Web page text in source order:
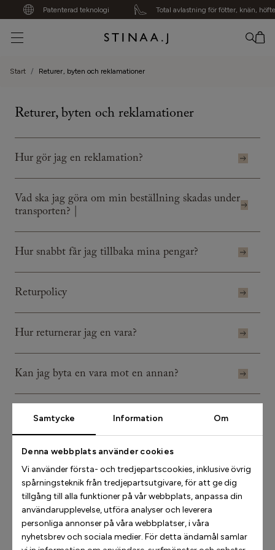
Samtycke Information Om
Denna webbplats använder cookies
Vi använder första- och tredjepartscookies, inklusive övrig
spårningsteknik från tredjepartsutgivare, för att ge dig
tillgång till alla funktioner på vår webbplats, anpassa din
användarupplevelse, utföra analyser och leverera
personliga annonser på våra webbplatser, i våra
nyhetsbrev och sociala medier. För detta ändamål samlar
Patenterad teknologi Total avlastning för fötter, knän,
Din varukorg är tom
Start Returer, byten och reklamationer
Returer, byten och reklamationer
Hur gör jag en reklamation?
Vad ska jag göra om min beställning skadas under
transporten? |
Hur snabbt får jag tillbaka mina pengar?
Returpolicy
Hur returnerar jag en vara?
Kan jag byta en vara mot en annan?
Kategorier
Sociala Medier
Kontakta Oss
Produkter och teknologi
Leverans och frakt